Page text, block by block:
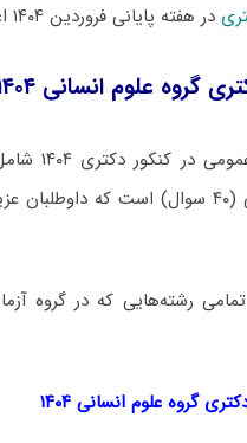
در هفته پایانی فروردین ۱۴۰۴ اعلام خواهد شد.
علوم انسانی ۱۴۰۴
دفترچه سوالات
رشته‌هایی که در گروه
گروه علوم انسانی ۱۴۰۴